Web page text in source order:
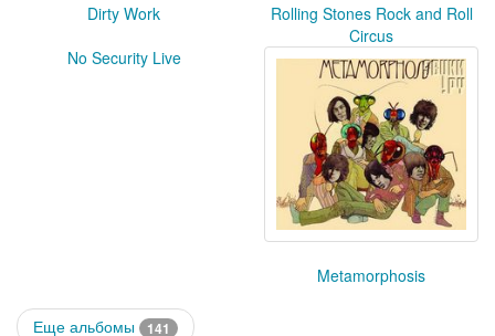
Dirty Work
Rolling Stones Rock and Roll
Circus
No Security Live
Metamorphosis
Еще альбомы 141